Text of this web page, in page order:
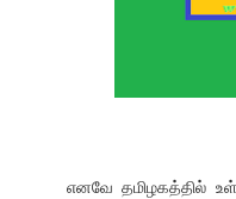
எனவே தமிழகத்தில்